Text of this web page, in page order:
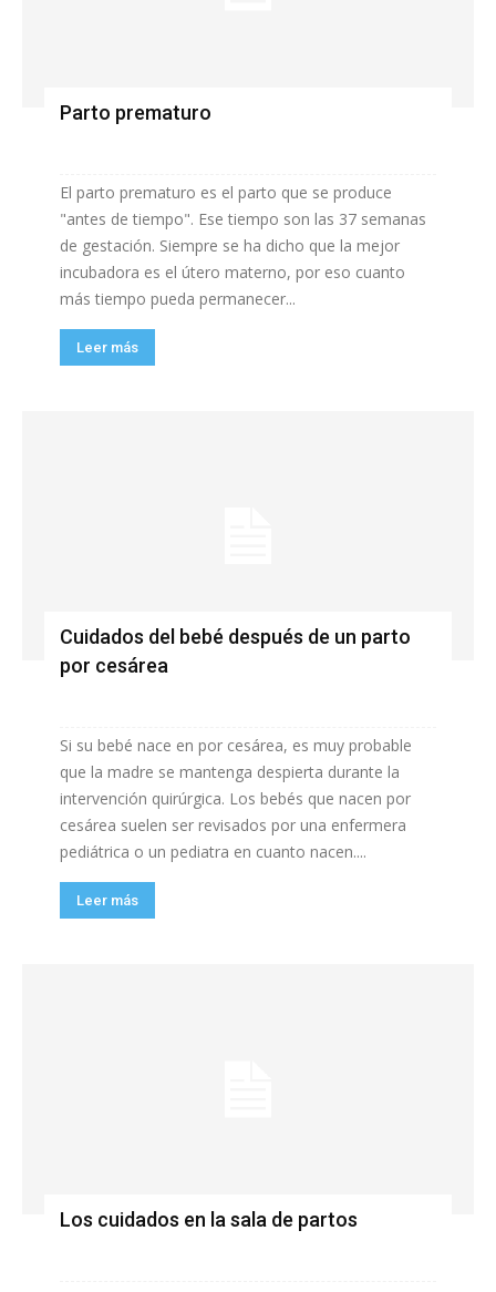
Parto prematuro
El parto prematuro es el parto que se produce
"antes de tiempo". Ese tiempo son las 37 semanas
de gestación. Siempre se ha dicho que la mejor
incubadora es el útero materno, por eso cuanto
más tiempo pueda permanecer...
Leer más
Cuidados del bebé después de un parto
por cesárea
Si su bebé nace en por cesárea, es muy probable
que la madre se mantenga despierta durante la
intervención quirúrgica. Los bebés que nacen por
cesárea suelen ser revisados por una enfermera
pediátrica o un pediatra en cuanto nacen....
Leer más
Los cuidados en la sala de partos